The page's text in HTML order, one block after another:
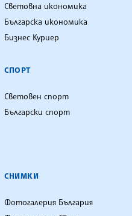
Световна икономика
Българска икономика
Бизнес Куриер
СПОРТ
Световен спорт
Български спорт
СНИМКИ
Фотогалерия България